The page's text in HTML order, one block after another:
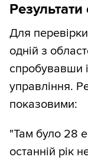
Для перевірки
одній з
спробувавши
управління.
показовими:
"Там було 28
останній рік